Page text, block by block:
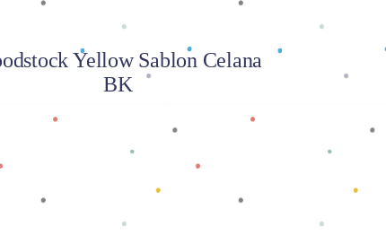
Yellow Sablon Celana
BK